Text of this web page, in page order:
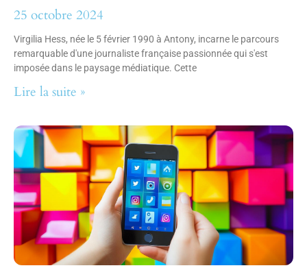
25 octobre 2024
Virgilia Hess, née le 5 février 1990 à Antony, incarne le parcours
remarquable d'une journaliste française passionnée qui s'est
imposée dans le paysage médiatique. Cette
Lire la suite »